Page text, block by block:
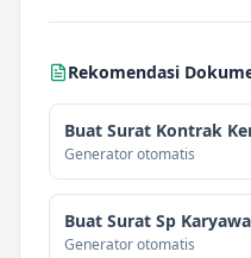
Rekomendasi
Buat Surat Kontrak
Generator otomatis
Buat Surat Sp
Generator otomatis